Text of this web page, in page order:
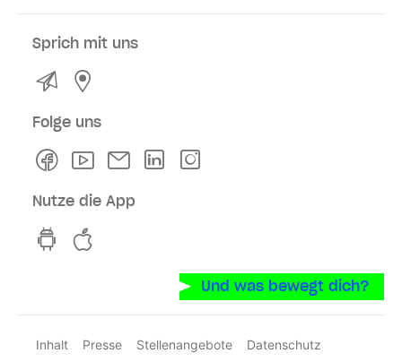
Sprich mit uns
Kontakt
Folge uns
FacebookYoutubeNewsletterLinkedln
Nutze die App
hvv switch App auf GooglePlay
Und was bewegt dich?
Inhalt Presse Stellenangebote
Datenschutz